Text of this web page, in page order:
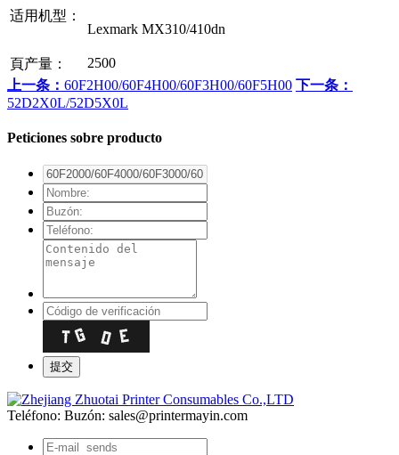
适用机型：
Lexmark MX310/410dn
頁产量：
2500
上一条： 60F2H00/60F4H00/60F3H00/60F5H00 下一条：
52D2X0L/52D5X0L
Peticiones sobre producto
Teléfono: Buzón: sales@printermayin.com